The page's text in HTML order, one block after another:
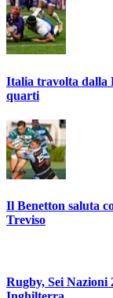
Italia travolta dalla
quarti
Il Benetton saluta
Treviso
Rugby, Sei Nazioni